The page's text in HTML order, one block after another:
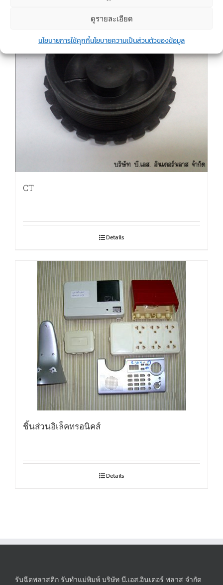
ดูรายละเอียด
นโยบายการใช้คุกกี้นโยบายความเป็นส่วนตัวของข้อมูล
CT
Details
ชิ้นส่วนอิเล็คทรอนิคส์
Details
รับฉีดพลาสติก รับทำแม่พิมพ์ บริษัท บี.เอส.อินเตอร์ พลาส จำกัด